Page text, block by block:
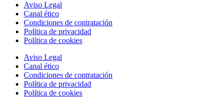
Aviso Legal
Canal ético
Condiciones de contratación
Política de privacidad
Política de cookies
Aviso Legal
Canal ético
Condiciones de contratación
Política de privacidad
Política de cookies